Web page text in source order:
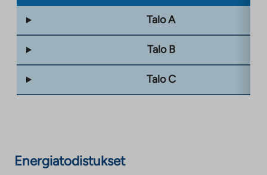
Talo A
Talo B
Talo C
Energiatodistukset